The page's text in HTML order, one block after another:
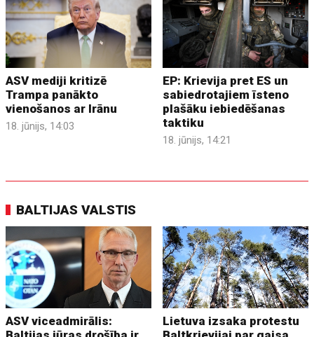
ASV mediji kritizē
Trampa panākto
vienošanos ar Irānu
18. jūnijs, 14:03
EP: Krievija pret ES un
sabiedrotajiem īsteno
plašāku iebiedēšanas
taktiku
18. jūnijs, 14:21
BALTIJAS VALSTIS
ASV viceadmirālis:
Lietuva izsaka protestu